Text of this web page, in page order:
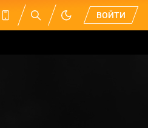
ВОЙТИ